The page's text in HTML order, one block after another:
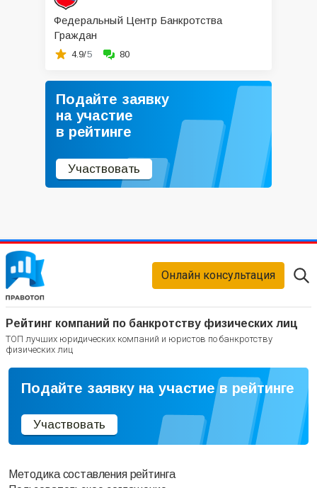
Федеральный Центр Банкротства
Граждан
4.9/5 80
Подайте заявку
на участие
в рейтинге
Участвовать
Рейтинг компаний по банкротству физических лиц
ТОП лучших юридических компаний и юристов по банкротству
физических лиц
Онлайн консультация
Подайте заявку на участие в рейтинге
Участвовать
Методика составления рейтинга